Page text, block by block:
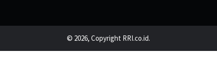
© 2026, Copyright RRI.co.id.